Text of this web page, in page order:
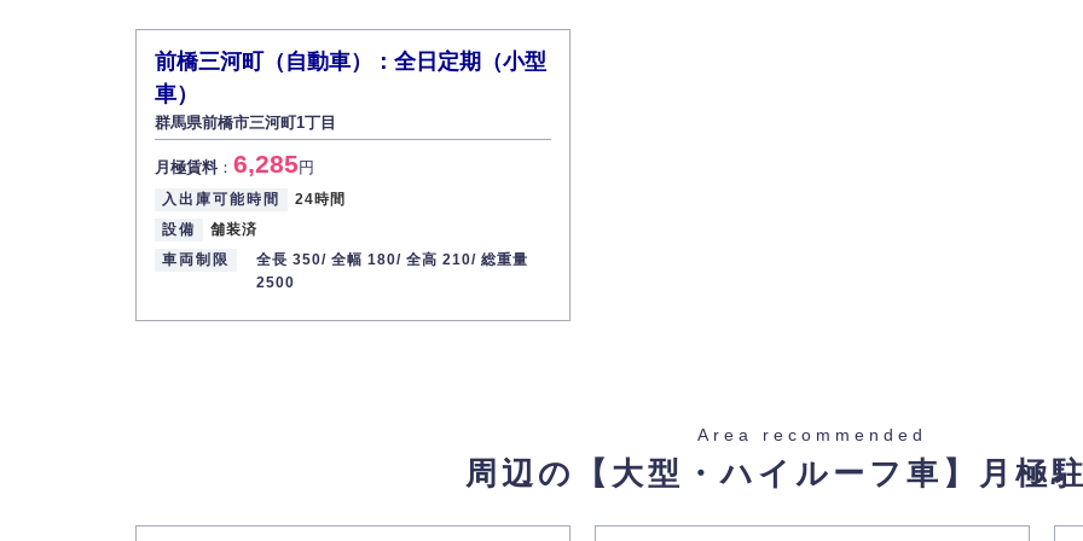
前橋三河町（自動車）：全日定期（小型
車）
群馬県前橋市三河町1丁目
月極賃料： 6,285円
入出庫可能時間
24時間
設備
舗装済
車両制限
全長 350/ 全幅 180/ 全高 210/ 総重量
2500
Area recommended
周辺の【大型・ハイルーフ車】 月極